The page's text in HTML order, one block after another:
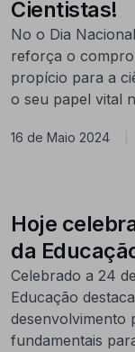
Cientistas!
No o Dia
reforça o
propício para a
o seu papel vital
16 de Maio 2024
Hoje
da
Celebrado a 24
Educação
desenvolvimento
fundamentais